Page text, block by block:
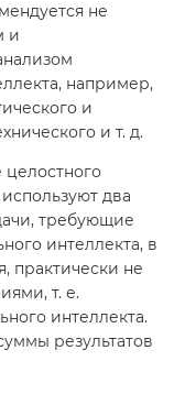
не
и
например,
и
и т. д.
два
требующие
интеллекта, в
практически не
т. е.
интеллекта.
результатов